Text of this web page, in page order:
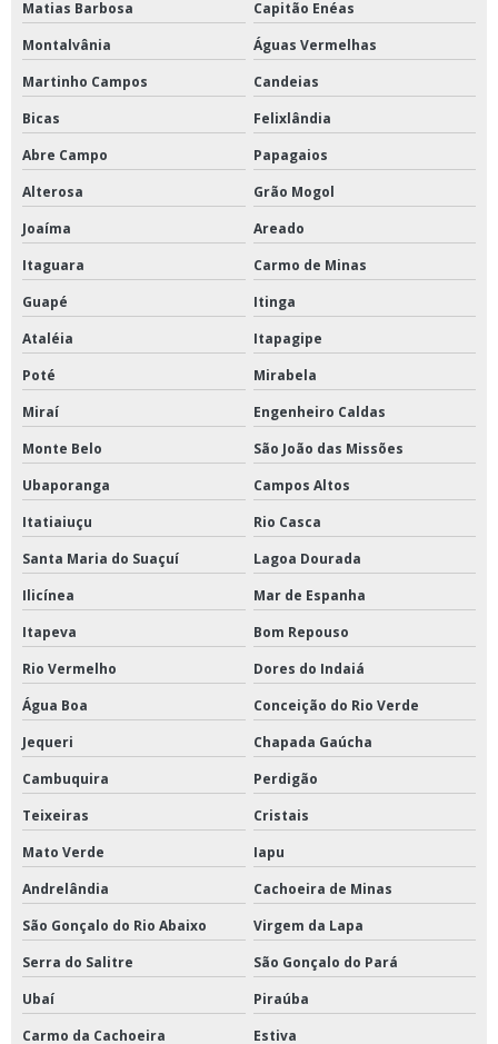
Matias Barbosa
Capitão Enéas
Montalvânia
Águas Vermelhas
Martinho Campos
Candeias
Bicas
Felixlândia
Abre Campo
Papagaios
Alterosa
Grão Mogol
Joaíma
Areado
Itaguara
Carmo de Minas
Guapé
Itinga
Ataléia
Itapagipe
Poté
Mirabela
Miraí
Engenheiro Caldas
Monte Belo
São João das Missões
Ubaporanga
Campos Altos
Itatiaiuçu
Rio Casca
Santa Maria do Suaçuí
Lagoa Dourada
Ilicínea
Mar de Espanha
Itapeva
Bom Repouso
Rio Vermelho
Dores do Indaiá
Água Boa
Conceição do Rio Verde
Jequeri
Chapada Gaúcha
Cambuquira
Perdigão
Teixeiras
Cristais
Mato Verde
Iapu
Andrelândia
Cachoeira de Minas
São Gonçalo do Rio Abaixo
Virgem da Lapa
Serra do Salitre
São Gonçalo do Pará
Ubaí
Piraúba
Carmo da Cachoeira
Estiva